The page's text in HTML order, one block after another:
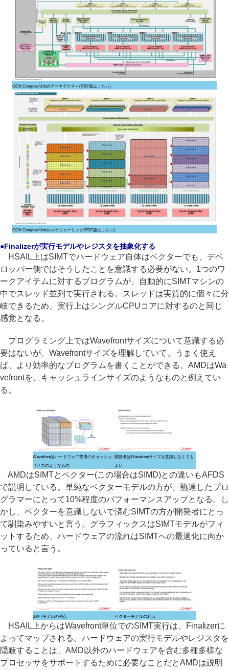
GCN Compute Unitのアーキテクチャ(PDF版は こちら)
GCN Compute Unitのスケジューリング(PDF版は こちら)
●Finalizerが実行モデルやレジスタを抽象化する
HSAIL上はSIMTでハードウェア自体はベクターでも、デベ
ロッパー側ではそうしたことを意識する必要がない。1つのワ
ークアイテムに対するプログラムが、自動的にSIMTマシンの
中でスレッド並列で実行される。スレッドは実質的に個々に分
岐できるため、実行上はシングルCPUコアに対するのと同じ
感覚となる。
プログラミング上ではWavefrontサイズについて意識する必
要はないが、Wavefrontサイズを理解していて、うまく使え
ば、より効率的なプログラムを書くことができる。AMDはWa
vefrontを、キャッシュラインサイズのようなものと例えてい
る。
Wavefrontはハードウェア専用のキャッシュ
サイズのようなもの
開発者はWavefrontサイズを意識しなくても
よい
AMDはSIMTとベクター(この場合はSIMD)との違いもAFDS
で説明している。単純なベクターモデルの方が、熟達したプロ
グラマーにとって10%程度のパフォーマンスアップとなる。し
かし、ベクターを意識しないで済むSIMTの方が開発者にとっ
て馴染みやすいと言う。グラフィックスはSIMTモデルがフィ
ットするため、ハードウェアの流れはSIMTへの最適化に向か
っていると言う。
SIMTモデルの利点 ベクターモデルの利点
HSAIL上からはWavefront単位でのSIMT実行は、Finalizerに
よってマップされる。ハードウェアの実行モデルやレジスタを
隠蔽することは、AMD以外のハードウェアを含む多種多様な
プロセッサをサポートするために必要なことだとAMDは説明